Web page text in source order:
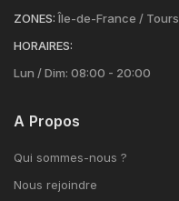
ZONES: Île-de-France / Tours
HORAIRES:
Lun / Dim: 08:00 - 20:00
A Propos
Qui sommes-nous ?
Nous rejoindre